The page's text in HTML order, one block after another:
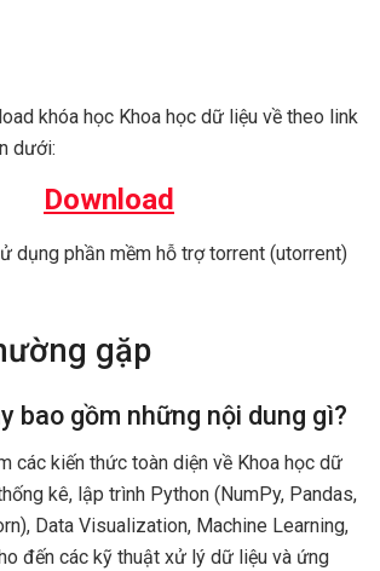
khóa học Khoa học dữ liệu về theo link
dưới:
Download
dụng phần mềm hỗ trợ torrent (utorrent)
gặp
bao gồm những nội dung gì?
các kiến thức toàn diện về Khoa học dữ
kê, lập trình Python (NumPy, Pandas,
Data Visualization, Machine Learning,
đến các kỹ thuật xử lý dữ liệu và ứng